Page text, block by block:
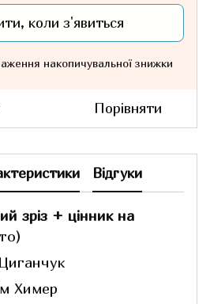
коли з'явиться
накопичувальної знижки
Порівняти
Відгуки
зріз + цінник на
Химер